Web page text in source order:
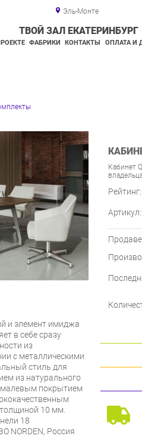
Эль-Монте
ТВОЙ ЗАЛ ЕКАТЕРИНБУРГ
ФАБРИКИ КОНТАКТЫ ОПЛАТА И
Кабинет
Рейтинг:
Артикул:
и элемент имиджа
в себе сразу
из
с металлическими
стиль для
из натурального
покрытием
10 мм.
18
NORDEN, Россия